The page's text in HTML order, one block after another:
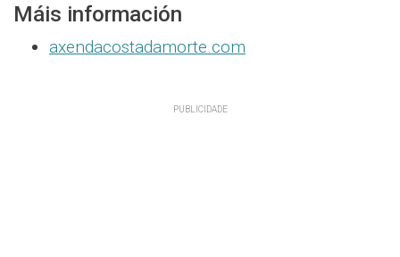
Máis información
axendacostadamorte.com